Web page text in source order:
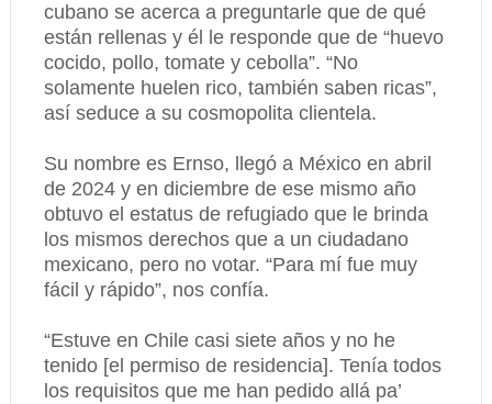
cubano se acerca a preguntarle que de qué
están rellenas y él le responde que de “huevo
cocido, pollo, tomate y cebolla”. “No
solamente huelen rico, también saben ricas”,
así seduce a su cosmopolita clientela.
Su nombre es Ernso, llegó a México en abril
de 2024 y en diciembre de ese mismo año
obtuvo el estatus de refugiado que le brinda
los mismos derechos que a un ciudadano
mexicano, pero no votar. “Para mí fue muy
fácil y rápido”, nos confía.
“Estuve en Chile casi siete años y no he
tenido [el permiso de residencia]. Tenía todos
los requisitos que me han pedido allá pa’